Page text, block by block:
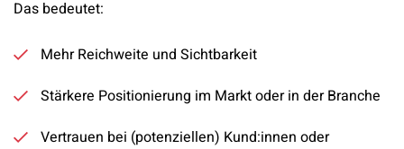
Das bedeutet:
Mehr Reichweite und Sichtbarkeit
Stärkere Positionierung im Markt oder in der Branche
Vertrauen bei (potenziellen) Kund:innen oder